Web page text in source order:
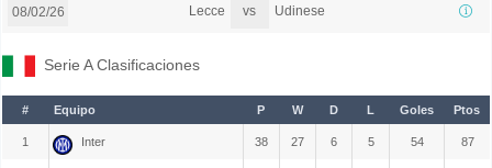
08/02/26 Lecce vs Udinese
Serie A Clasificaciones
# Equipo P W D L Goles Ptos
1 Inter 38 27 6 5 54 87